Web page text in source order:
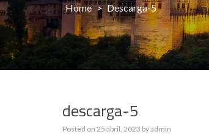
Home > Descarga-5
descarga-5
Posted on 25 abril, 2023 byadmin